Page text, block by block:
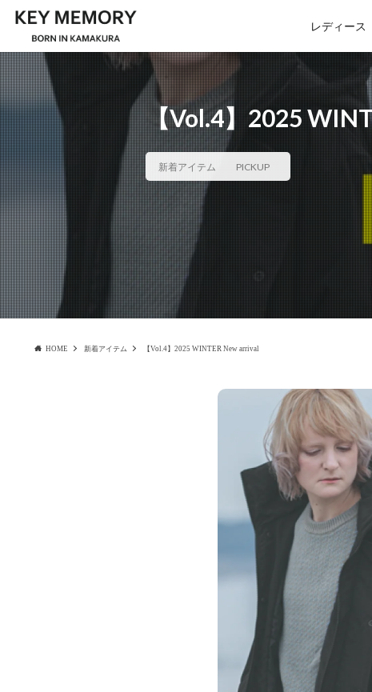
レディース
【Vol.4】2025
新着アイテム PICKUP
HOME 新着アイテム 【Vol.4】2025 WINTER New arrival